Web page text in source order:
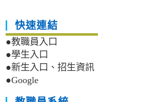
快速連結
●教職員入口
●學生入口
●新生入口、招生資訊
●Google